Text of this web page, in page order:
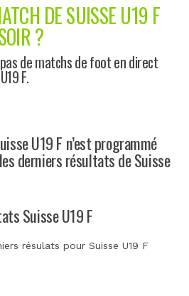
DE SUISSE U19 F
?
de matchs de foot en direct
F.
U19 F n’est programmé
derniers résultats de Suisse
Suisse U19 F
résulats pour Suisse U19 F